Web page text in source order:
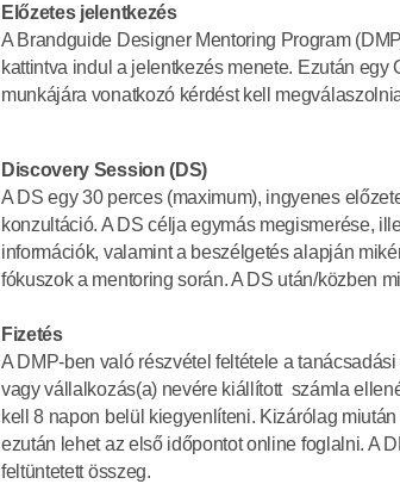
Előzetes jelentkezés
A Brandguide Designer Mentoring Program
kattintva indul a jelentkezés menete. Ezután
munkájára vonatkozó kérdést kell
Discovery Session (DS)
A DS egy 30 perces (maximum), ingyenes
konzultáció. A DS célja egymás megismerése,
információk, valamint a beszélgetés alapján
fókuszok a mentoring során. A DS után/közben
Fizetés
A DMP-ben való részvétel feltétele a
vagy vállalkozás(a) nevére kiállított  számla
kell 8 napon belül kiegyenlíteni. Kizárólag
ezután lehet az első időpontot online foglalni. A
feltüntetett összeg.